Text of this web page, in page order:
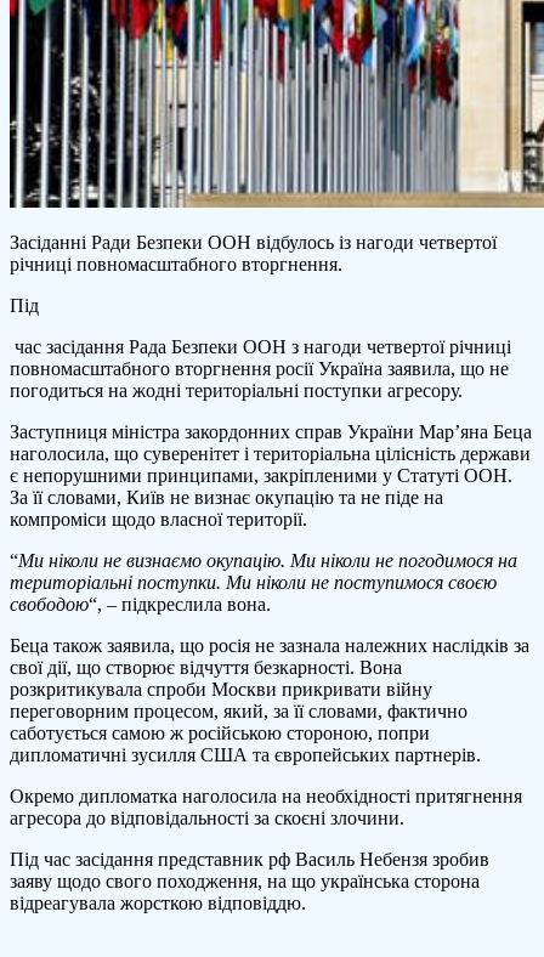
Засіданні Ради Безпеки ООН відбулось із нагоди четвертої
річниці повномасштабного вторгнення.
Під
час засідання Рада Безпеки ООН з нагоди четвертої річниці
повномасштабного вторгнення росії Україна заявила, що не
погодиться на жодні територіальні поступки агресору.
Заступниця міністра закордонних справ України Мар’яна Беца
наголосила, що суверенітет і територіальна цілісність держави
є непорушними принципами, закріпленими у Статуті ООН.
За її словами, Київ не визнає окупацію та не піде на
компроміси щодо власної території.
“Ми ніколи не визнаємо окупацію. Ми ніколи не погодимося на
територіальні поступки. Ми ніколи не поступимося своєю
свободою“, – підкреслила вона.
Беца також заявила, що росія не зазнала належних наслідків за
свої дії, що створює відчуття безкарності. Вона
розкритикувала спроби Москви прикривати війну
переговорним процесом, який, за її словами, фактично
саботується самою ж російською стороною, попри
дипломатичні зусилля США та європейських партнерів.
Окремо дипломатка наголосила на необхідності притягнення
агресора до відповідальності за скоєні злочини.
Під час засідання представник рф Василь Небензя зробив
заяву щодо свого походження, на що українська сторона
відреагувала жорсткою відповіддю.